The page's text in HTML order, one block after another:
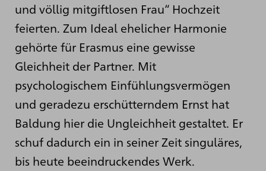
und völlig mitgiftlosen Frau“ Hochzeit
feierten. Zum Ideal ehelicher Harmonie
gehörte für Erasmus eine gewisse
Gleichheit der Partner. Mit
psychologischem Einfühlungsvermögen
und geradezu erschütterndem Ernst hat
Baldung hier die Ungleichheit gestaltet. Er
schuf dadurch ein in seiner Zeit singuläres,
bis heute beeindruckendes Werk.